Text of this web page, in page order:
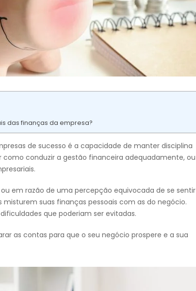
das finanças da empresa?
de sucesso é a capacidade de manter disciplina
como conduzir a gestão financeira adequadamente, ou
em razão de uma percepção equivocada de se sentir
suas finanças pessoais com as do negócio.
que poderiam ser evitadas.
as contas para que o seu negócio prospere e a sua